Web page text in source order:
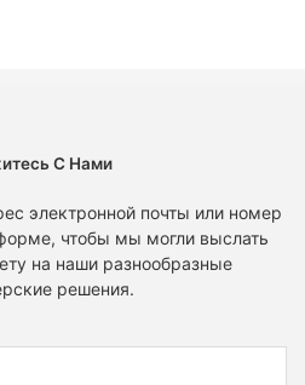
С Нами
электронной почты или номер
чтобы мы могли выслать
на наши разнообразные
решения.